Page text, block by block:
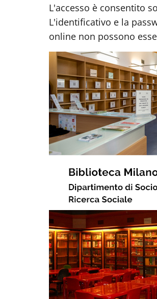
L'accesso è consentito
L'identificativo e la
online non possono